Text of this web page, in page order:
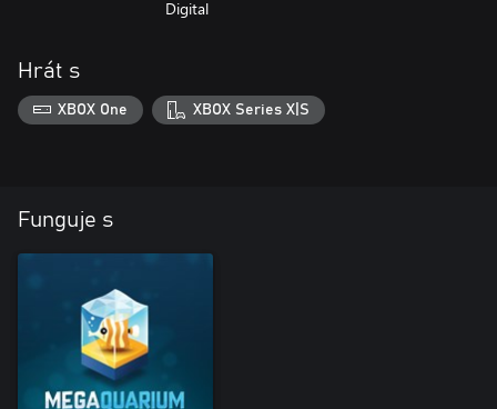
Digital
Hrát s
XBOX One XBOX Series X|S
Funguje s